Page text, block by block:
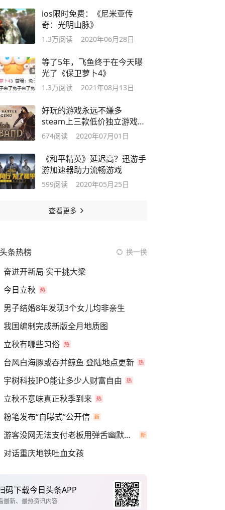
ios限时免费：《尼米亚传
奇：光明山脉》
1.3万阅读 2020年06月28日
等了5年，飞鱼终于在今天曝
光了《保卫萝卜4》
1.3万阅读 2021年08月13日
好玩的游戏永远不嫌多
steam上三款低价独立游戏推
荐
674阅读 2020年07月01日
《和平精英》延迟高？迅游手
游加速器助力流畅游戏
599阅读 2020年05月25日
查看更多
头条热榜 换一换
奋进开新局 实干挑大梁
今日立秋
男子结婚8年发现3个女儿均非亲生
我国编制完成新版全月地质图
立秋有哪些习俗
台风白海豚或吞并鲸鱼 登陆地点更新
宇树科技IPO能让多少人财富自由
立秋不意味真正秋季到来
粉笔发布“自曝式”公开信
游客没网无法支付老板用弹舌幽默化解
对话重庆地铁吐血女孩
码下载今日头条APP
最新、最热资讯内容